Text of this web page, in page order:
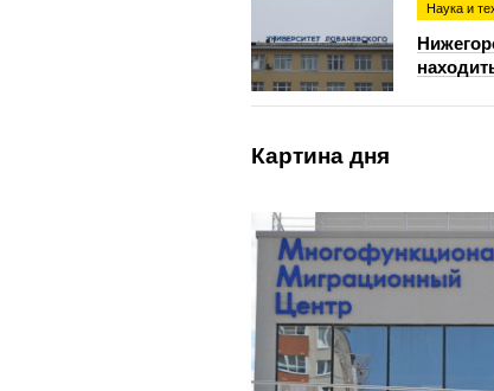
Наука и
Картина дня